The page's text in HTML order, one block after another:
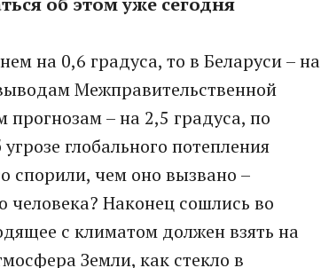
на 0,6 градуса, то в Беларуси – на
Межправительственной
– на 2,5 градуса, по
глобального потепления
спорили, чем оно вызвано –
Наконец сошлись во
с климатом должен взять на
Земли, как стекло в